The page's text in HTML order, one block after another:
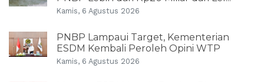
Kamis, 6 Agustus 2026
PNBP Lampaui Target, Kementerian
ESDM Kembali Peroleh Opini WTP
Kamis, 6 Agustus 2026